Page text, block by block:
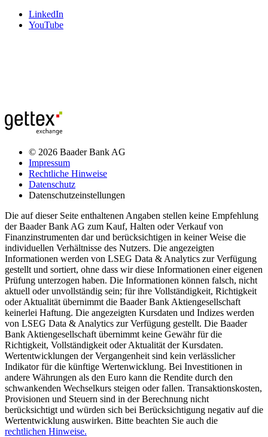
LinkedIn
YouTube
© 2026 Baader Bank AG
Impressum
Rechtliche Hinweise
Datenschutz
Datenschutzeinstellungen
Die auf dieser Seite enthaltenen Angaben stellen keine Empfehlung
der Baader Bank AG zum Kauf, Halten oder Verkauf von
Finanzinstrumenten dar und berücksichtigen in keiner Weise die
individuellen Verhältnisse des Nutzers. Die angezeigten
Informationen werden von LSEG Data & Analytics zur Verfügung
gestellt und sortiert, ohne dass wir diese Informationen einer eigenen
Prüfung unterzogen haben. Die Informationen können falsch, nicht
aktuell oder unvollständig sein; für ihre Vollständigkeit, Richtigkeit
oder Aktualität übernimmt die Baader Bank Aktiengesellschaft
keinerlei Haftung. Die angezeigten Kursdaten und Indizes werden
von LSEG Data & Analytics zur Verfügung gestellt. Die Baader
Bank Aktiengesellschaft übernimmt keine Gewähr für die
Richtigkeit, Vollständigkeit oder Aktualität der Kursdaten.
Wertentwicklungen der Vergangenheit sind kein verlässlicher
Indikator für die künftige Wertenwicklung. Bei Investitionen in
andere Währungen als den Euro kann die Rendite durch den
schwankenden Wechselkurs steigen oder fallen. Transaktionskosten,
Provisionen und Steuern sind in der Berechnung nicht
berücksichtigt und würden sich bei Berücksichtigung negativ auf die
Wertentwicklung auswirken. Bitte beachten Sie auch die
rechtlichen Hinweise.